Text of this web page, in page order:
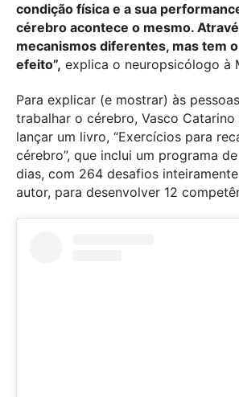
condição física e a sua
cérebro acontece o mesmo.
mecanismos diferentes, mas tem
efeito”, explica o neuropsicólogo à
Para explicar (e mostrar) às
trabalhar o cérebro, Vasco Catarino
lançar um livro, “Exercícios para
cérebro”, que inclui um programa
dias, com 264 desafios
autor, para desenvolver 12